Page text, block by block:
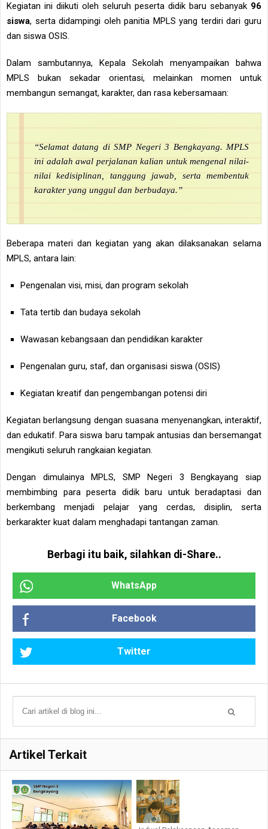
Kegiatan ini diikuti oleh seluruh peserta didik baru sebanyak 96
siswa, serta didampingi oleh panitia MPLS yang terdiri dari guru
dan siswa OSIS.
Dalam sambutannya, Kepala Sekolah menyampaikan bahwa
MPLS bukan sekadar orientasi, melainkan momen untuk
membangun semangat, karakter, dan rasa kebersamaan:
“Selamat datang di SMP Negeri 3 Bengkayang. MPLS
ini adalah awal perjalanan kalian untuk mengenal nilai-
nilai kedisiplinan, tanggung jawab, serta membentuk
karakter yang unggul dan berbudaya.”
Beberapa materi dan kegiatan yang akan dilaksanakan selama
MPLS, antara lain:
Pengenalan visi, misi, dan program sekolah
Tata tertib dan budaya sekolah
Wawasan kebangsaan dan pendidikan karakter
Pengenalan guru, staf, dan organisasi siswa (OSIS)
Kegiatan kreatif dan pengembangan potensi diri
Kegiatan berlangsung dengan suasana menyenangkan, interaktif,
dan edukatif. Para siswa baru tampak antusias dan bersemangat
mengikuti seluruh rangkaian kegiatan.
Dengan dimulainya MPLS, SMP Negeri 3 Bengkayang siap
membimbing para peserta didik baru untuk beradaptasi dan
berkembang menjadi pelajar yang cerdas, disiplin, serta
berkarakter kuat dalam menghadapi tantangan zaman.
Berbagi itu baik, silahkan di-Share..
WhatsApp
Facebook
Twitter
Artikel Terkait